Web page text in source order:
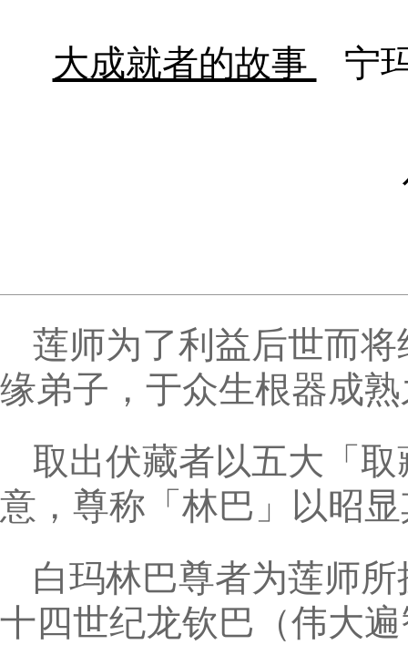
大成就者的故事 宁
莲师为了利益后世而
缘弟子，于众生根器成
取出伏藏者以五大「
意，尊称「林巴」以昭
白玛林巴尊者为莲师
十四世纪龙钦巴（伟大